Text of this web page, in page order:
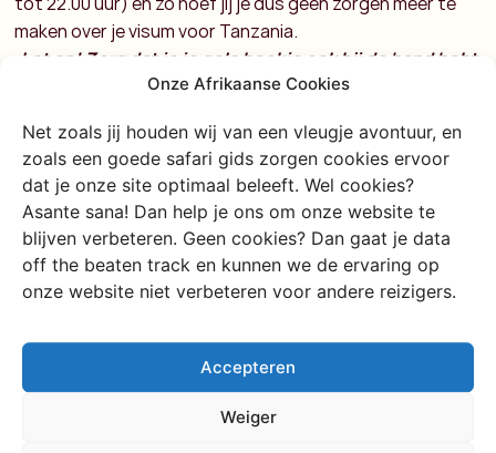
Onze Afrikaanse Cookies
Net zoals jij houden wij van een vleugje avontuur, en
zoals een goede safari gids zorgen cookies ervoor
dat je onze site optimaal beleeft. Wel cookies?
Asante sana! Dan help je ons om onze website te
blijven verbeteren. Geen cookies? Dan gaat je data
off the beaten track en kunnen we de ervaring op
onze website niet verbeteren voor andere reizigers.
Accepteren
Weiger
maken over je visum voor Tanzania.
Let op! Zorg dat je je gele boekje ook bij de hand hebt
om gezeur te voorkomen!
On arrival
Wanneer je voor de laatste optie gaat vul je een ‘Arrival
Declaration Card’ in die je in het vliegtuig krijgt en vul je bij
de douane een Visa Application Form in. Dit lever je in met
een pasfoto en je naam wordt iets later (afhankelijk van
dollar cash aftikken voor de beambte je paspoort
afstempelt en jij het land in mag. Side note: Bij aankomst
in Zanzibar kan je alleen met een credit card betalen voor